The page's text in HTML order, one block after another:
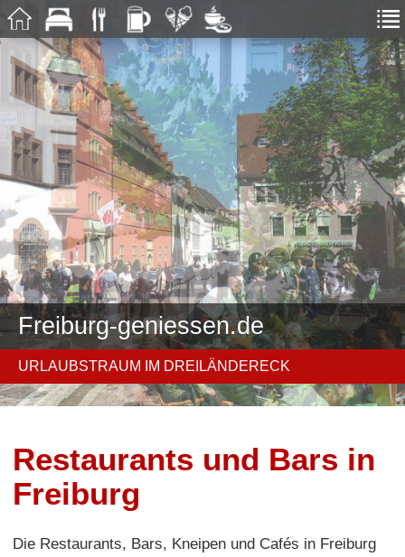
Freiburg-geniessen.de
URLAUBSTRAUM IM DREILÄNDERECK
Restaurants und Bars in
Freiburg
Die Restaurants, Bars, Kneipen und Cafés in Freiburg